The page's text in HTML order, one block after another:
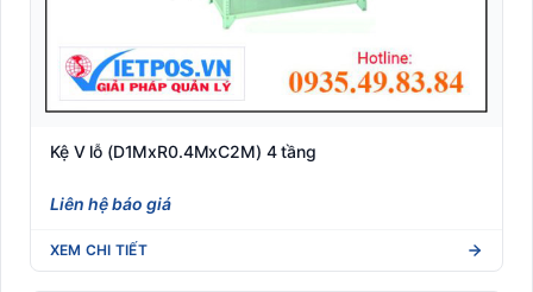
Kệ V lỗ (D1MxR0.4MxC2M) 4 tầng
Liên hệ báo giá
XEM CHI TIẾT